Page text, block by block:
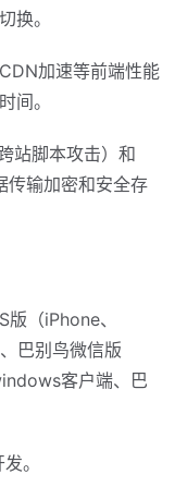
换。
加速等前端性能
间。
站脚本攻击）和
传输加密和安全存
（iPhone、
巴别鸟微信版
客户端、巴
。